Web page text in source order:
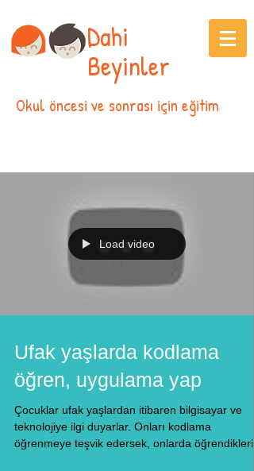
Dahi
Beyinler
Okul öncesi ve sonrası için eğitim
Load video
Ufak yaşlarda kodlama
öğren, uygulama yap
Çocuklar ufak yaşlardan itibaren bilgisayar ve
teknolojiye ilgi duyarlar. Onları kodlama
öğrenmeye teşvik edersek, onlarda